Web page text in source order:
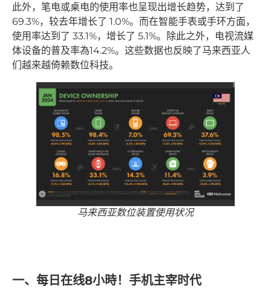
此外，笔电或桌电的使用率也呈现出增长趋势，达到了
69.3%，较去年增长了 1.0%。而在智能手表或手环方面，
使用率达到了 33.1%，增长了 5.1%。除此之外，电视流媒
体设备的普及率為14.2%。这些数据也反映了马来西亚人
们越来越倚赖数位科技。
马来西亚数位装置使用状况
一、每日在线8小時！手机主宰时代